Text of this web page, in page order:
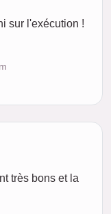
sur l'exécution !
très bons et la